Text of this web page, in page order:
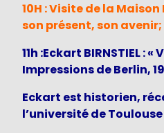
10H : Visite de la
son présent, son avenir;
11h :Eckart BIRNSTIEL :
Impressions de Berlin,
Eckart est historien,
l’université de Toulouse